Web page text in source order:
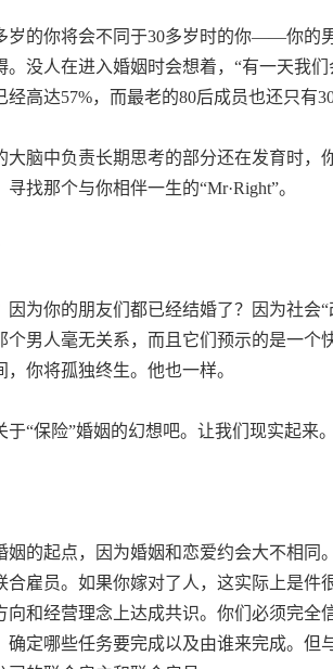
岁的你将会不同于30多岁时的你——你的
。没人在进入婚姻时会想着，“有一天我
经高达57%，而最老的80后成员也还只有
大脑中负责长期思考的部分还在发育时，
找那个与你相伴一生的“Mr·Right”。
因为你的朋友们都已经结婚了？因为社会
个男人毫无关系，而且它们预示的是一
你将孤独终生。他也一样。
于“保险”婚姻的幻想吧。让我们现实起来
姻的起点，因为婚姻和恋爱约会大不相
合雇员。如果你嫁对了人，这实际上是
向和经营理念上达成共识。你们必须完
确定哪些任务要完成以及由谁来完成。